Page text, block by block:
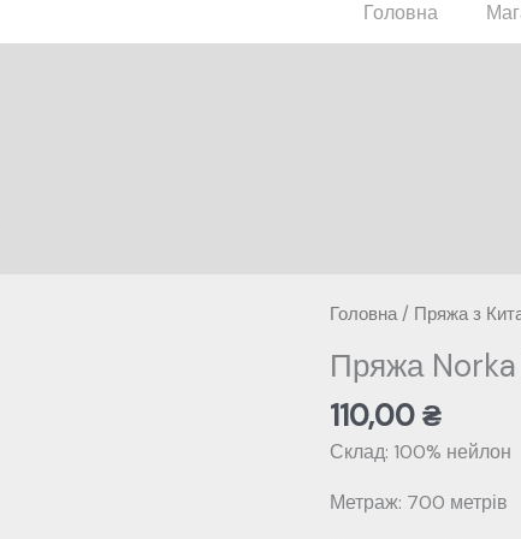
Головна
Головна/ Пряжа з
Пряжа
110,00₴
Склад: 100% нейлон
Метраж: 700 метрів